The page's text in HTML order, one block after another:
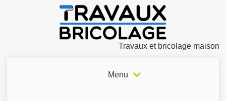
Travaux et bricolage maison
Menu